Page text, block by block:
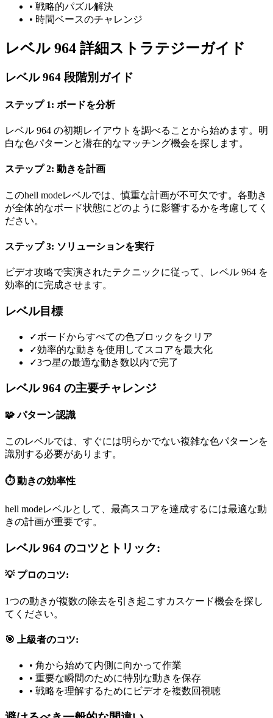
• 戦略的パズル解決
• 時間ベースのチャレンジ
レベル 964 詳細ストラテジーガイド
レベル 964 段階別ガイド
ステップ 1: ボードを分析
レベル 964 の初期レイアウトを調べることから始めます。明
白な色パターンと潜在的なマッチング機会を探します。
ステップ 2: 動きを計画
このhell modeレベルでは、慎重な計画が不可欠です。各動き
が全体的なボード状態にどのように影響するかを考慮してく
ださい。
ステップ 3: ソリューションを実行
ビデオ攻略で実演されたテクニックに従って、レベル 964 を
効率的に完成させます。
レベル目標
✓ボードからすべての色ブロックをクリア
✓効率的な動きを使用してスコアを最大化
✓3つ星の最適な動き数以内で完了
レベル 964 の主要チャレンジ
🧩 パターン認識
このレベルでは、すぐには明らかでない複雑な色パターンを
識別する必要があります。
⏱️ 動きの効率性
hell modeレベルとして、最高スコアを達成するには最適な動
きの計画が重要です。
レベル 964 のコツとトリック:
💡 プロのコツ:
1つの動きが複数の除去を引き起こすカスケード機会を探し
てください。
🎯 上級者のコツ:
• 角から始めて内側に向かって作業
• 重要な瞬間のために特別な動きを保存
• 戦略を理解するためにビデオを複数回視聴